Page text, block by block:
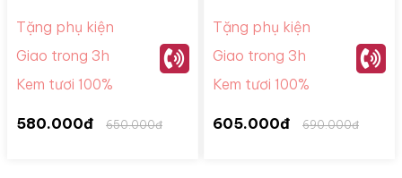
Tặng phụ kiện
Giao trong 3h
Kem tươi 100%
580.000đ 650.000đ
Tặng phụ kiện
Giao trong 3h
Kem tươi 100%
605.000đ 690.000đ